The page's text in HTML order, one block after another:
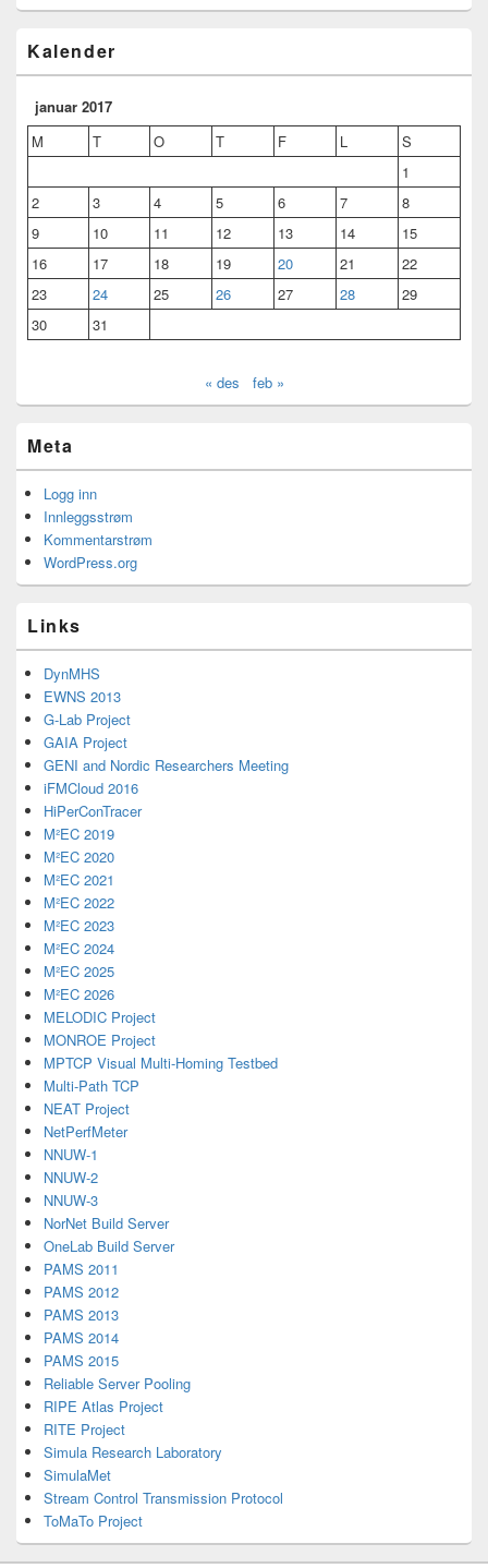
Kalender
januar 2017
M
T O T F L
S
1
2
3 4 5 6 7
8
9
10 11 12 13 14
15
16
17 18 19 20 21
22
23
24 25 26 27 28
29
30
31
« des feb »
Meta
Logg inn
Innleggsstrøm
Kommentarstrøm
WordPress.org
Links
DynMHS
EWNS 2013
G-Lab Project
GAIA Project
GENI and Nordic Researchers Meeting
iFMCloud 2016
HiPerConTracer
M²EC 2019
M²EC 2020
M²EC 2021
M²EC 2022
M²EC 2023
M²EC 2024
M²EC 2025
M²EC 2026
MELODIC Project
MONROE Project
MPTCP Visual Multi-Homing Testbed
Multi-Path TCP
NEAT Project
NetPerfMeter
NNUW-1
NNUW-2
NNUW-3
NorNet Build Server
OneLab Build Server
PAMS 2011
PAMS 2012
PAMS 2013
PAMS 2014
PAMS 2015
Reliable Server Pooling
RIPE Atlas Project
RITE Project
Simula Research Laboratory
SimulaMet
Stream Control Transmission Protocol
ToMaTo Project